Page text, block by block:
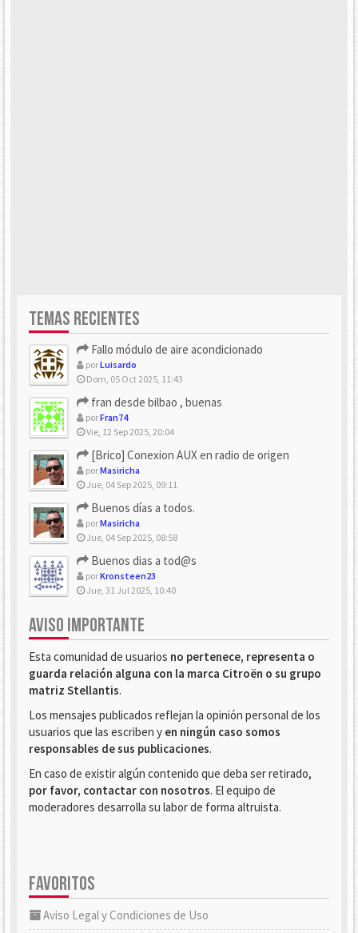
TEMAS RECIENTES
Fallo módulo de aire acondicionado
porLuisardo
Dom, 05 Oct 2025, 11:43
fran desde bilbao , buenas
porFran74
Vie, 12 Sep 2025, 20:04
[Brico] Conexion AUX en radio de origen
porMasiricha
Jue, 04 Sep 2025, 09:11
Buenos días a todos.
porMasiricha
Jue, 04 Sep 2025, 08:58
Buenos dias a tod@s
porKronsteen23
Jue, 31 Jul 2025, 10:40
AVISO IMPORTANTE
Esta comunidad de usuarios no pertenece, representa o
guarda relación alguna con la marca Citroën o su grupo
matriz Stellantis.
Los mensajes publicados reflejan la opinión personal de los
usuarios que las escriben y en ningún caso somos
responsables de sus publicaciones.
En caso de existir algún contenido que deba ser retirado,
por favor, contactar con nosotros. El equipo de
moderadores desarrolla su labor de forma altruista.
FAVORITOS
Aviso Legal y Condiciones de Uso